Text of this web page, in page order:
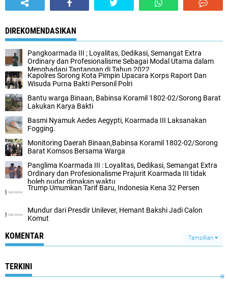
DIREKOMENDASIKAN
Pangkoarmada III ; Loyalitas, Dedikasi, Semangat Extra
Ordinary dan Profesionalisme Sebagai Modal Utama dalam
Menghadapi Tantangan di Tahun 2022.
Kapolres Sorong Kota Pimpin Upacara Korps Raport Dan
Wisuda Purna Bakti Personil Polri
Bantu warga Binaan, Babinsa Koramil 1802-02/Sorong Barat
Lakukan Karya Bakti
Basmi Nyamuk Aedes Aegypti, Koarmada III Laksanakan
Fogging.
Monitoring Daerah Binaan,Babinsa Koramil 1802-02/Sorong
Barat Komsos Bersama Warga
Panglima Koarmada III : Loyalitas, Dedikasi, Semangat Extra
Ordinary dan Profesionalisme Prajurit Koarmada III tidak
boleh pudar dimakan waktu
Trump Umumkan Tarif Baru, Indonesia Kena 32 Persen
Mundur dari Presdir Unilever, Hemant Bakshi Jadi Calon
Komut
KOMENTAR Tampilkan
TERKINI